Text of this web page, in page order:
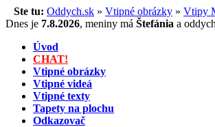
Ste tu: Oddych.sk » Vtipné obrázky » Vtipy
Dnes je 7.8.2026, meniny má Štefánia a
Úvod
CHAT!
Vtipné obrázky
Vtipné videá
Vtipné texty
Tapety na plochu
Odkazovač